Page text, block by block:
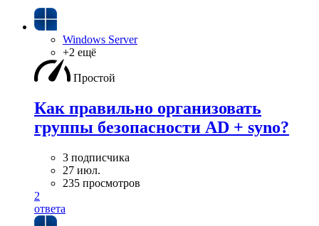
Windows Server
+2 ещё
Простой
Как правильно организовать
группы безопасности AD + syno?
3 подписчика
27 июл.
235 просмотров
2
ответа